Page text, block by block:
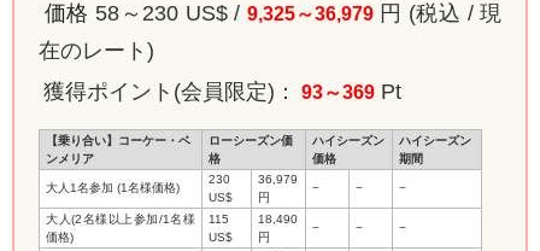
価格 58～230 US$ / 9,325～36,979 円 (税込 / 現
在のレート)
獲得ポイント (会員限定) ： 93～369 Pt
【乗り合い】コーケー・ベ
ンメリア
ローシーズン価
格
ハイシーズン
価格
ハイシーズン
期間
大人1名参加 (1名様価格)
230
US$
36,979
円
− − −
大人(2名様以上参加/1名様
価格)
115
US$
18,490
円
− − −